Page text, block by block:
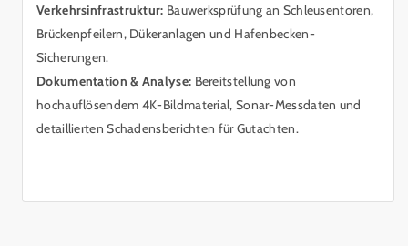
Verkehrsinfrastruktur: Bauwerksprüfung an Schleusentoren,
Brückenpfeilern, Dükeranlagen und Hafenbecken-
Sicherungen.
Dokumentation & Analyse: Bereitstellung von
hochauflösendem 4K-Bildmaterial, Sonar-Messdaten und
detaillierten Schadensberichten für Gutachten.